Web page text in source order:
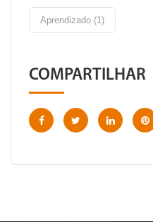
Aprendizado (1)
COMPARTILHAR